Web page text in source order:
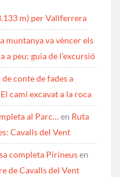
m) per Vallferrera
muntanya va vèncer els
a peu: guia de l’excursió
conte de fades a
camí excavat a la roca
al Parc…en Ruta
Cavalls del Vent
completa Pirineusen
de Cavalls del Vent